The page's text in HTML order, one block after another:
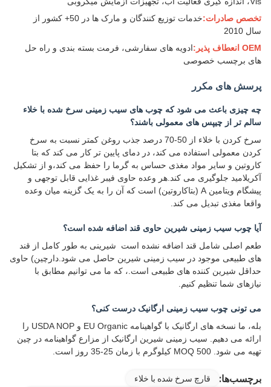
تخصص صادرات:
خدمات توزیع کنندگان و مارک ها در 50+ کشور از
سال 2010
OEM انعطاف پذیر:
ادویه های سفارشی، فرمت بسته بندی و راه حل
های برچسب خصوصی
پرسش های مکرر
چه چیزی باعث می شود که چوب های سیب زمینی سرخ شده با خلاء
سالم تر از چیپس های معمولی باشند؟
سرخ کردن با خلاء از 50-70 درصد جذب روغن کمتر نسبت به سرخ
کردن معمولی استفاده می کند، در دمای پایین تر کار می کند که بتا
کاروتین و سایر مواد مغذی حساس به گرما را حفظ می کند،و از تشکیل
آکریلامید جلوگیری می کند.هر وعده حاوی فیبر غذایی قابل توجهی و
پیشگام ویتامین A (بتاکاروتین) است که آن را به یک گزینه میان وعده
واقعا مغذی تبدیل می کند.
آیا چوب سیب زمینی شیرین حاوی قند اضافه شده است؟
طعم اصلی شامل قند اضافه نشده است ️ شیرینی به طور کامل از قند
های طبیعی موجود در سیب زمینی شیرین حاصل می شود.دارچین) حاوی
حداقل شیرین کننده های طبیعی است.، که ما می توانیم مطابق با
نیازهای شما تنظیم کنیم.
می تونی چوب سیب زمینی ارگانیک درست کنی؟
بله، ما نسخه های ارگانیک با گواهینامه EU Organic و USDA NOP را
ارائه می دهیم. سیب زمینی شیرین ارگانیک از مزارع گواهینامه در چین
تهیه می شود. MOQ 500 کیلوگرم با زمان 25-35 روز است.
برچسب‌ها:
قارچ سرخ شده با خلاء